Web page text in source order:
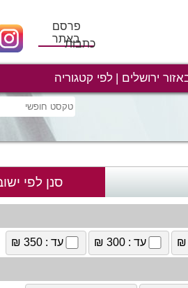
פרסם
באתרכתבות
ירושלים לפי קטגוריה
סנן לפי
עד : 300 ₪ עד : 350 ₪